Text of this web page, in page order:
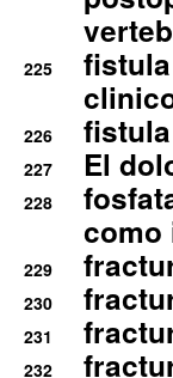
225
226
227 El
228
como
229
230
231
232